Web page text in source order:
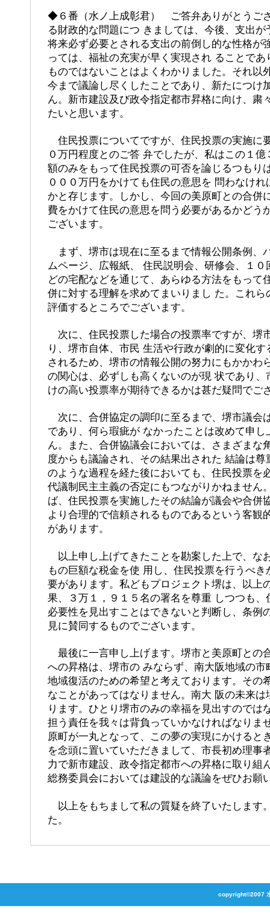
◆６番（水ノ上成彰君） ご答弁ありがとうご
る財政的な問題につ きましては、今後、支出
将来必ず必要とされる支出の前倒し的な性格が
っては、福祉の充実が早く実現され ることで
ものではないことはよくわかりました。それ以
今まで議論し尽くしたことであり、新たにつけ
ん。新市建設及び政令指定都市昇格に向け、粛
たいと思います。
住民投票についてですが、住民投票の実施に
０万円程度とのご答 弁でしたが、私はこの１
額のみをもって住民投票の可否を論じるつもり
０００万円をかけても住民の意思を 問わなけ
かと存じます。しかし、今回の美原町との合併
費をかけて住民の意思を問う必要があるかどう
ございます。
まず、堺市は現在に至るまで情報公開条例、
ムページ、広報紙、 住民説明会、研修会、１
どの宅配などを通じて、あらゆる方法をもって
併に対する理解を求めてまいりまし た。これ
評価するところでございます。
次に、住民投票した場合の投票率ですが、堺
り、堺市自体、市民 生活や行政が劇的に変化
されるため、堺市の情報公開の努力にもかかわ
の関心は、必ずしも高くないのが現 状であり
けの高い投票率が期待できるかは甚だ疑問でご
次に、合併協定の調印に至るまで、堺市議会
であり、何ら瑕疵が なかったことは改めて申
ん。また、合併協議会においては、さまざまな
度からも議論され、その結果出された 結論は
のような過程を経た後においても、住民投票を
代議制民主主義の否定にもつながりかねません
ば、住民投票を実施したその結論が議会や合併
より合理的で信頼されるものであるという客観
があります。
以上申し上げてきたことを勘案した上で、な
もの巨額な税金を使 用し、住民投票を行うべ
要があります。私どもプロジェクト堺は、以上
果、３万１，９１５名の署名を尊重 しつつも
必要性を見出すことはできないと判断し、条例
見に賛同するものでございます。
最後に一言申し上げます。堺市と美原町との
への昇格は、堺市の みならず、南大阪地域の
地域復活のための希望と考えております。その
なことがあってはなりません。南大 阪の未来
ります。ひとり堺市のみの幸福を見出すのでは
担う責任を我々は背負っていかなければなりま
原町が一丸となって、この夢の実現にかけると
を念頭に置いていただきまして、市長初め理事
力で新市建設、政令指定都市への昇格に取り組
総務委員会においては建設的な議論をぜひお願
以上をもちまして私の質疑を終了いたします
た。
copyright©2007